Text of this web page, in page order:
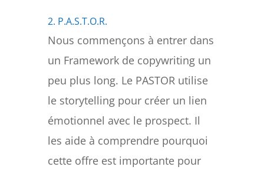
2. P.A.S.T.O.R.
Nous commençons à entrer dans
un Framework de copywriting un
peu plus long. Le PASTOR utilise
le storytelling pour créer un lien
émotionnel avec le prospect. Il
les aide à comprendre pourquoi
cette offre est importante pour